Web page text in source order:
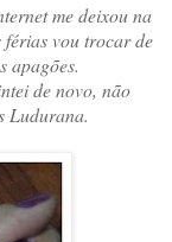
me deixou na
férias vou trocar de
apagões.
de novo, não
Ludurana.